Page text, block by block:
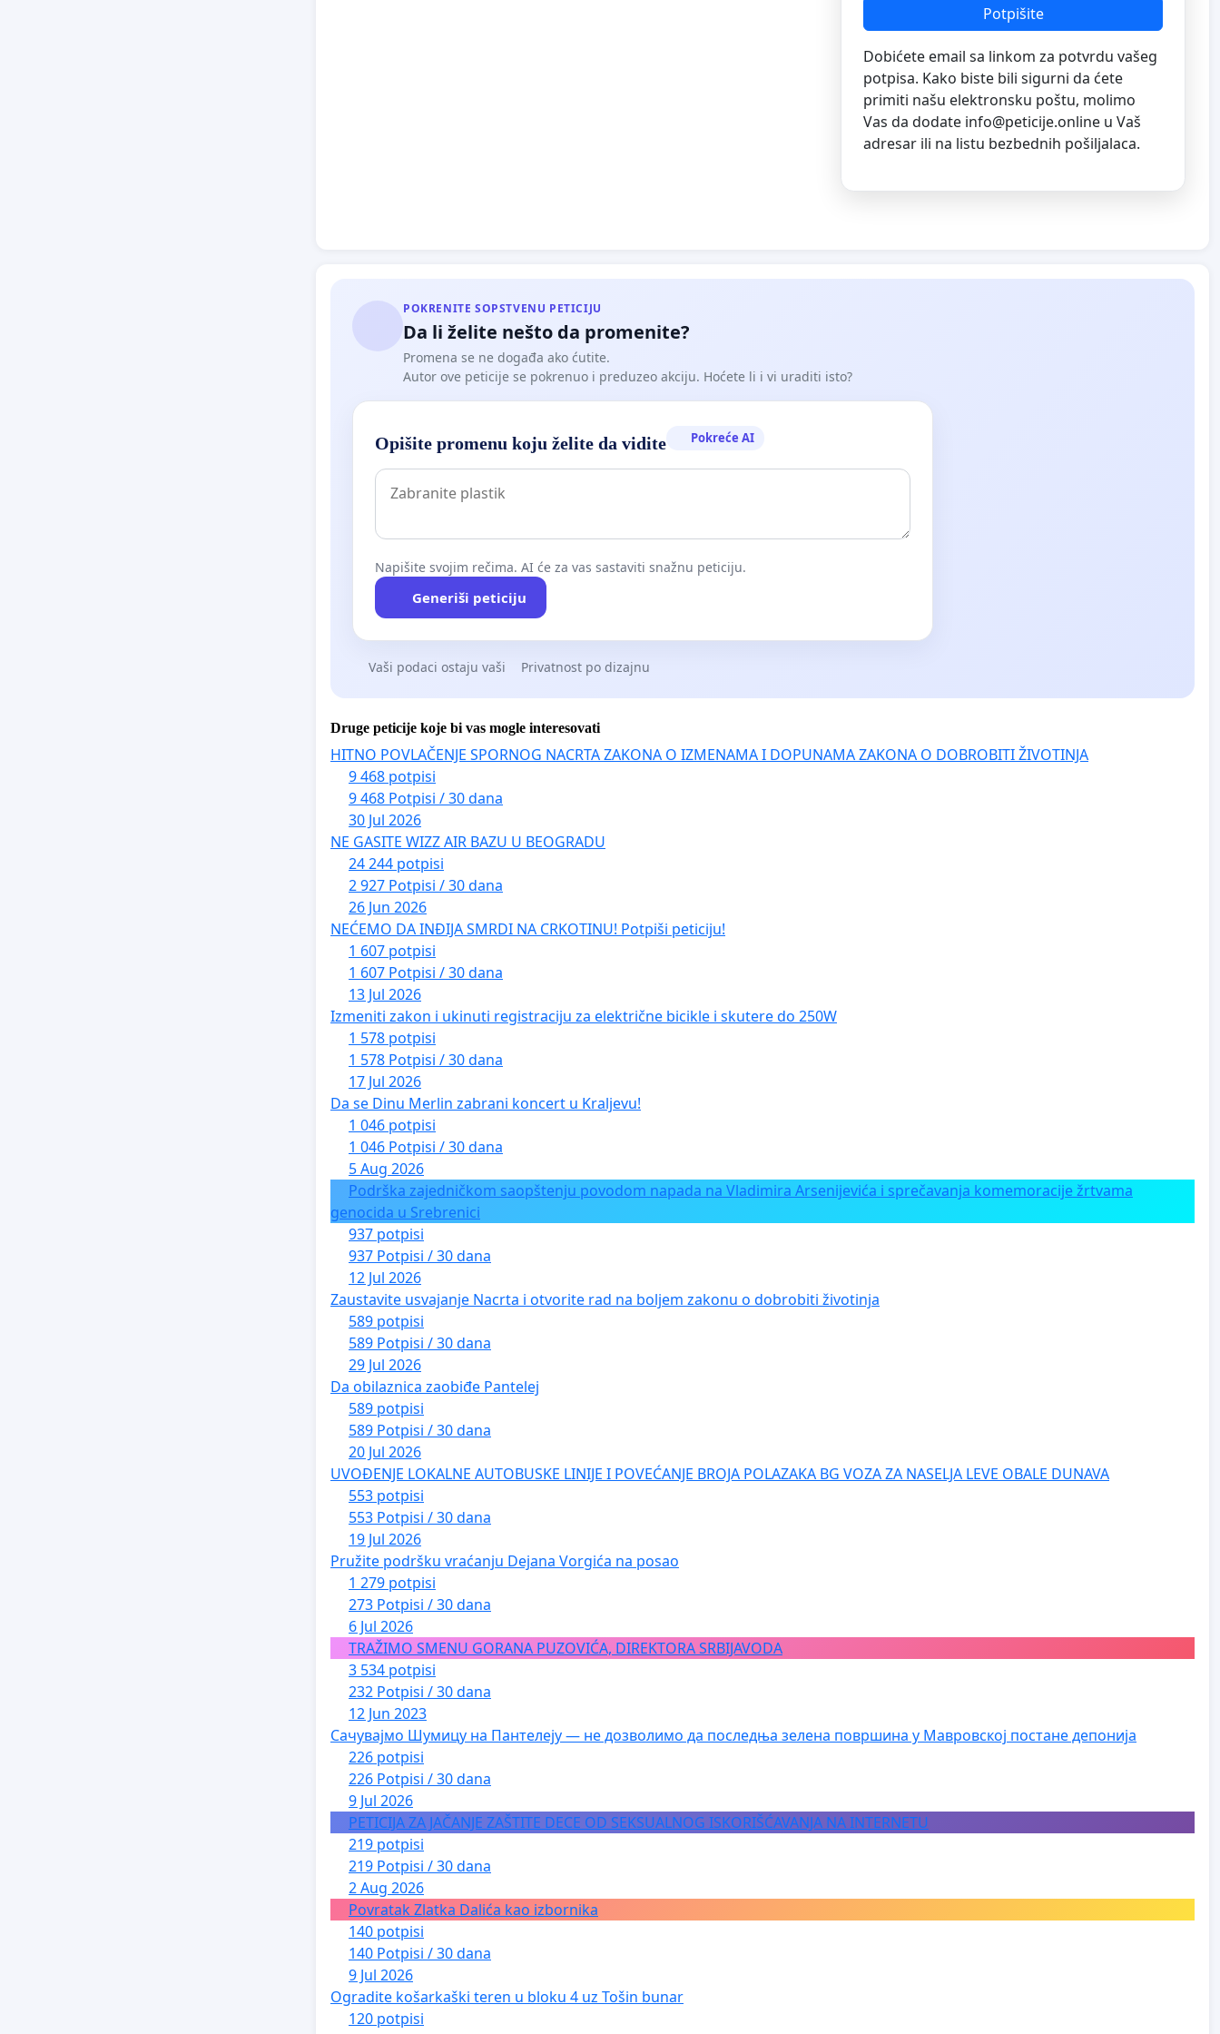
Potpišite
Dobićete email sa linkom za potvrdu vašeg
potpisa. Kako biste bili sigurni da ćete
primiti našu elektronsku poštu, molimo
Vas da dodate info@peticije.online u Vaš
adresar ili na listu bezbednih pošiljalaca.
POKRENITE SOPSTVENU PETICIJU
Da li želite nešto da promenite?
Promena se ne događa ako ćutite.
Autor ove peticije se pokrenuo i preduzeo akciju. Hoćete li i vi uraditi isto?
Opišite promenu koju želite da vidite Pokreće AI
Napišite svojim rečima. AI će za vas sastaviti snažnu peticiju.
Generiši peticiju
Vaši podaci ostaju vaši Privatnost po dizajnu
Druge peticije koje bi vas mogle interesovati
HITNO POVLAČENJE SPORNOG NACRTA ZAKONA O IZMENAMA I DOPUNAMA ZAKONA O DOBROBITI ŽIVOTINJA
9 468 potpisi
9 468 Potpisi / 30 dana
30 Jul 2026
NE GASITE WIZZ AIR BAZU U BEOGRADU
24 244 potpisi
2 927 Potpisi / 30 dana
26 Jun 2026
NEĆEMO DA INĐIJA SMRDI NA CRKOTINU! Potpiši peticiju!
1 607 potpisi
1 607 Potpisi / 30 dana
13 Jul 2026
Izmeniti zakon i ukinuti registraciju za električne bicikle i skutere do 250W
1 578 potpisi
1 578 Potpisi / 30 dana
17 Jul 2026
Da se Dinu Merlin zabrani koncert u Kraljevu!
1 046 potpisi
1 046 Potpisi / 30 dana
5 Aug 2026
Podrška zajedničkom saopštenju povodom napada na Vladimira Arsenijevića i sprečavanja komemoracije žrtvama
genocida u Srebrenici
937 potpisi
937 Potpisi / 30 dana
12 Jul 2026
Zaustavite usvajanje Nacrta i otvorite rad na boljem zakonu o dobrobiti životinja
589 potpisi
589 Potpisi / 30 dana
29 Jul 2026
Da obilaznica zaobiđe Pantelej
589 potpisi
589 Potpisi / 30 dana
20 Jul 2026
UVOĐENJE LOKALNE AUTOBUSKE LINIJE I POVEĆANJE BROJA POLAZAKA BG VOZA ZA NASELJA LEVE OBALE DUNAVA
553 potpisi
553 Potpisi / 30 dana
19 Jul 2026
Pružite podršku vraćanju Dejana Vorgića na posao
1 279 potpisi
273 Potpisi / 30 dana
6 Jul 2026
TRAŽIMO SMENU GORANA PUZOVIĆA, DIREKTORA SRBIJAVODA
3 534 potpisi
232 Potpisi / 30 dana
12 Jun 2023
Сачувајмо Шумицу на Пантелеју — не дозволимо да последња зелена површина у Мавровској постане депонија
226 potpisi
226 Potpisi / 30 dana
9 Jul 2026
PETICIJA ZA JAČANJE ZAŠTITE DECE OD SEKSUALNOG ISKORIŠĆAVANJA NA INTERNETU
219 potpisi
219 Potpisi / 30 dana
2 Aug 2026
Povratak Zlatka Dalića kao izbornika
140 potpisi
140 Potpisi / 30 dana
9 Jul 2026
Ogradite košarkaški teren u bloku 4 uz Tošin bunar
120 potpisi